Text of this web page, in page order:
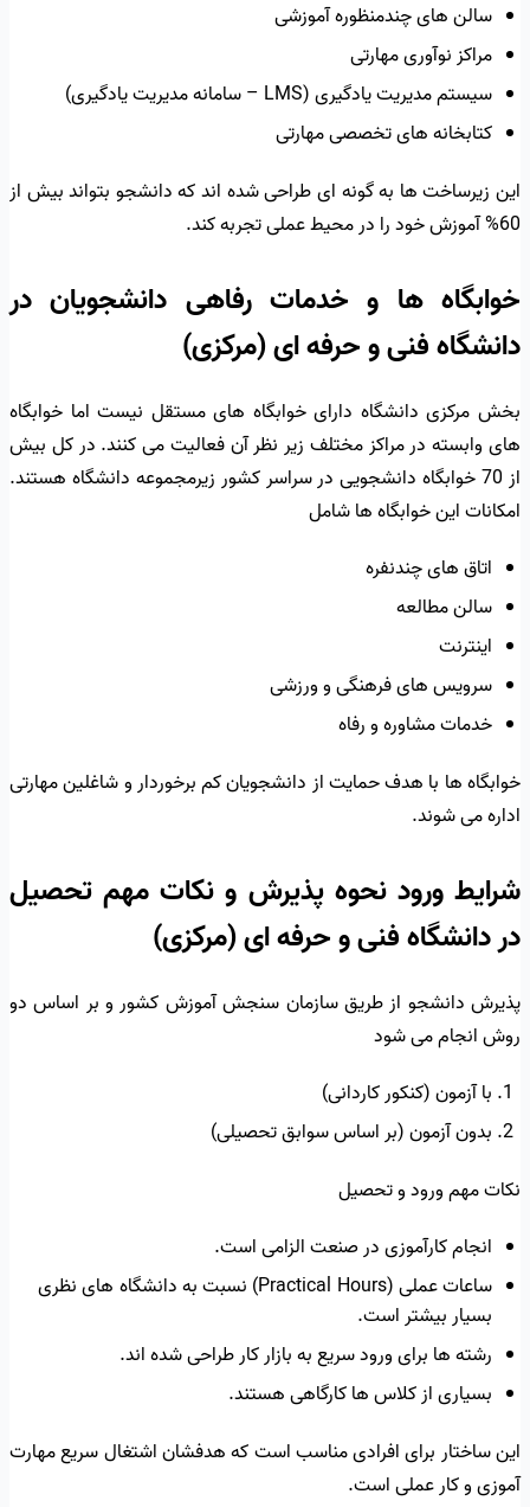
سالن های چندمنظوره آموزشی
مراکز نوآوری مهارتی
سیستم مدیریت یادگیری (LMS – سامانه مدیریت یادگیری)
کتابخانه های تخصصی مهارتی
این زیرساخت ها به گونه ای طراحی شده اند که دانشجو بتواند بیش از
60% آموزش خود را در محیط عملی تجربه کند.
خوابگاه ها و خدمات رفاهی دانشجویان در
دانشگاه فنی و حرفه ای (مرکزی)
بخش مرکزی دانشگاه دارای خوابگاه های مستقل نیست اما خوابگاه
های وابسته در مراکز مختلف زیر نظر آن فعالیت می کنند. در کل بیش
از 70 خوابگاه دانشجویی در سراسر کشور زیرمجموعه دانشگاه هستند.
امکانات این خوابگاه ها شامل
اتاق های چندنفره
سالن مطالعه
اینترنت
سرویس های فرهنگی و ورزشی
خدمات مشاوره و رفاه
خوابگاه ها با هدف حمایت از دانشجویان کم برخوردار و شاغلین مهارتی
اداره می شوند.
شرایط ورود نحوه پذیرش و نکات مهم تحصیل
در دانشگاه فنی و حرفه ای (مرکزی)
پذیرش دانشجو از طریق سازمان سنجش آموزش کشور و بر اساس دو
روش انجام می شود
با آزمون (کنکور کاردانی)
بدون آزمون (بر اساس سوابق تحصیلی)
نکات مهم ورود و تحصیل
انجام کارآموزی در صنعت الزامی است.
ساعات عملی (Practical Hours) نسبت به دانشگاه های نظری
بسیار بیشتر است.
رشته ها برای ورود سریع به بازار کار طراحی شده اند.
بسیاری از کلاس ها کارگاهی هستند.
این ساختار برای افرادی مناسب است که هدفشان اشتغال سریع مهارت
آموزی و کار عملی است.